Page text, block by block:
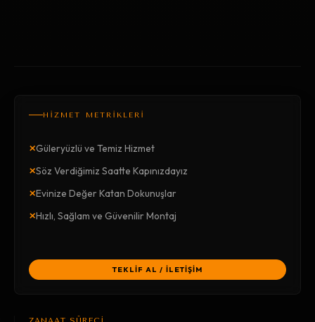
HİZMET METRİKLERİ
×Güleryüzlü ve Temiz Hizmet
×Söz Verdiğimiz Saatte Kapınızdayız
×Evinize Değer Katan Dokunuşlar
×Hızlı, Sağlam ve Güvenilir Montaj
TEKLİF AL / İLETİŞİM